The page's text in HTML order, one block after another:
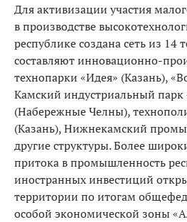
Для активизации участия
в производстве
республике создана сеть из 14
составляют инновационно-
технопарки «Идея» (Казань),
Камский индустриальный парк
(Набережные Челны),
(Казань), Нижнекамский
другие структуры. Более
притока в промышленность
иностранных инвестиций
территории по итогам
особой экономической зоны